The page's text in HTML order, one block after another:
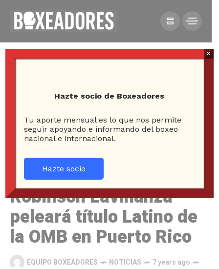
HOME
NOTICIAS
ROBINSON LAVIÑANZA PELEARÁ TÍTULO LATINO DE LA
OMB EN PUERTO RICO
Robinson Laviñanza
peleará título Latino de
la OMB en Puerto Rico
EQUIPO BOXEADORES NOTICIAS
7 years ago
Hazte socio de Boxeadores
Tu aporte mensual es lo que nos permite
seguir apoyando e informando del boxeo
nacional e internacional.
Hazte socio
×